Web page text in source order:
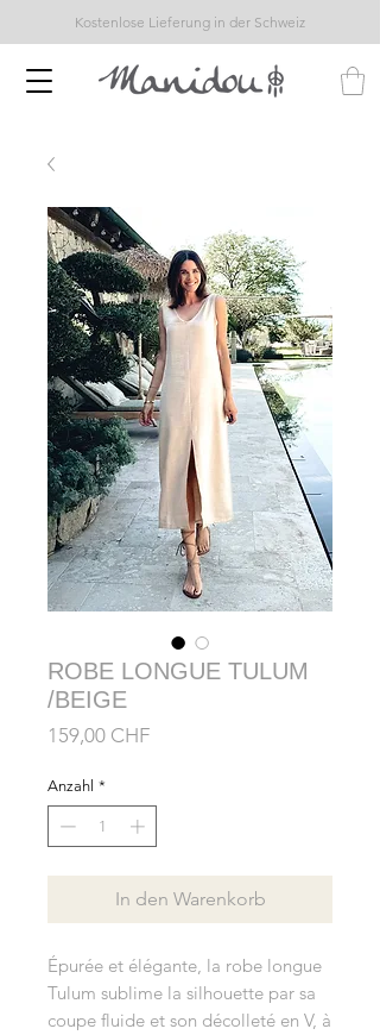
Kostenlose Lieferung in der Schweiz
ROBE LONGUE TULUM
/BEIGE
159,00 CHFPreis
Anzahl *
In den Warenkorb
Épurée et élégante, la robe longue
Tulum sublime la silhouette par sa
coupe fluide et son décolleté en V, à